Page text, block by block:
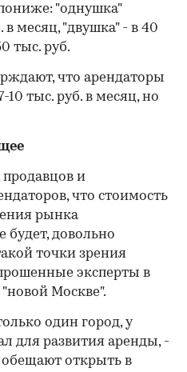
"однушка"
в месяц, "двушка" - в 40
тыс. руб.
что арендаторы
10 тыс. руб. в месяц, но
и
что стоимость
рынка
будет, довольно
точки зрения
эксперты в
Москве".
один город, у
для развития аренды, -
обещают открыть в